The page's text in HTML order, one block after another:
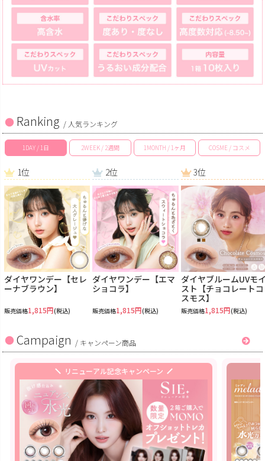
Ranking / 人気ランキング
1DAY / 1日 2WEEK / 2週間 1MONTH / 1ヶ月 COSME / コスメ
1位
ダイヤワンデー【セレ
ーナブラウン】
販売価格1,815円(税込)
2位
ダイヤワンデー【エマ
ショコラ】
販売価格1,815円(税込)
3位
ダイヤブルームUVモ
スト【チョコレートコ
スモス】
販売価格1,815円(税込)
Campaign / キャンペーン商品
リニューアル記念キャンペーン